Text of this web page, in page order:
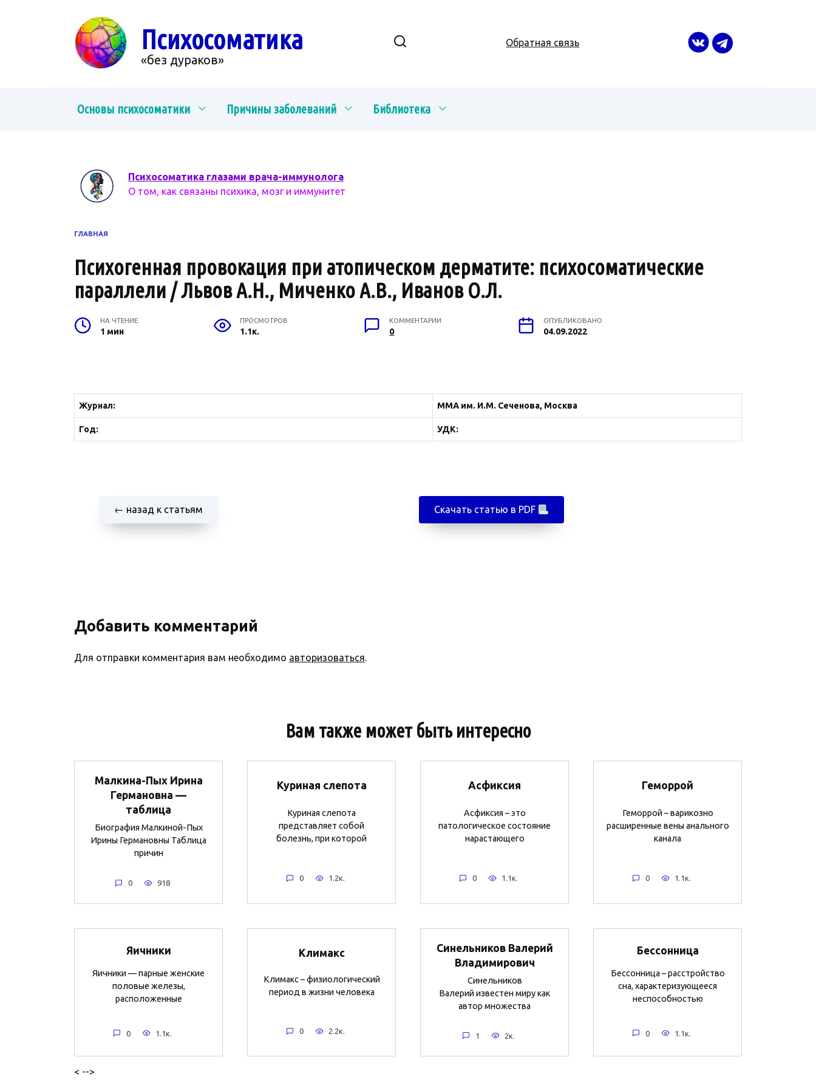
Психосоматика
«без дураков»
Обратная связь
Основы психосоматики Причины заболеваний Библиотека
Психосоматика глазами врача-иммунолога
О том, как связаны психика, мозг и иммунитет
ГЛАВНАЯ
Психогенная провокация при атопическом дерматите: психосоматические
параллели / Львов А.Н., Миченко А.В., Иванов О.Л.
НА ЧТЕНИЕ
1 мин
ПРОСМОТРОВ
1.1к.
КОММЕНТАРИИ
0
ОПУБЛИКОВАНО
04.09.2022
Журнал: ММА им. И.М. Сеченова, Москва
Год: УДК:
← назад к статьям Скачать статью в PDF
Добавить комментарий
Для отправки комментария вам необходимо авторизоваться.
Вам также может быть интересно
Малкина-Пых Ирина
Германовна —
таблица
Биография Малкиной-Пых
Ирины Германовны Таблица
причин
0 918
Куриная слепота
Куриная слепота
представляет собой
болезнь, при которой
0 1.2к.
Асфиксия
Асфиксия – это
патологическое состояние
нарастающего
0 1.1к.
Геморрой
Геморрой – варикозно
расширенные вены анального
канала
0 1.1к.
Яичники
Яичники — парные женские
половые железы,
расположенные
0 1.1к.
Климакс
Климакс – физиологический
период в жизни человека
0 2.2к.
Синельников Валерий
Владимирович
Синельников
Валерий известен миру как
автор множества
1 2к.
Бессонница
Бессонница – расстройство
сна, характеризующееся
неспособностью
0 1.1к.
< -->